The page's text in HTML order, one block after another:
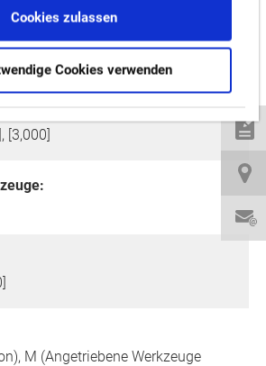
Cookies zulassen
Cookies verwenden
[mm]:
[3,000]
M (Angetriebene Werkzeuge